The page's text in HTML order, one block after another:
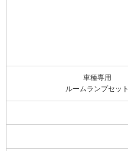
車種専用
ルームランプセット